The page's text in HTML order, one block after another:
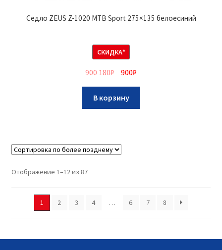
Седло ZEUS Z-1020 MTB Sport 275×135 белоесиний
СКИДКА*
900 180₽ 900₽
В корзину
Отображение 1–12 из 87
1 2 3 4 … 6 7 8